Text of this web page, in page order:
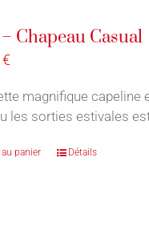
Chapeau Casual
€
magnifique capeline
les sorties estivales
panier Détails